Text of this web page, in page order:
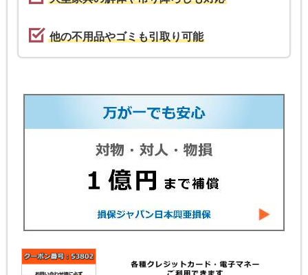
他の不用品やゴミも引取り可能